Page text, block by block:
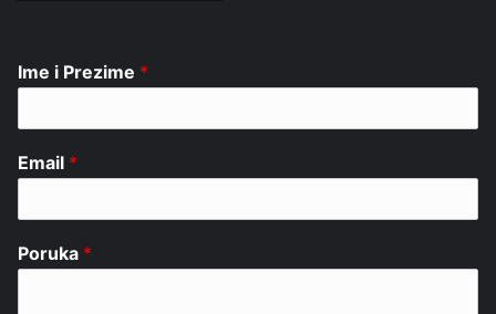
Ime i Prezime *
Email *
Poruka *